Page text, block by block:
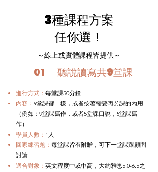
3種課程方案
任你選！
​～線上或實體課程皆提供～
01 聽說讀寫共9堂課
進行方式： 每堂課50分鐘
內容： 9堂課都一樣，或者按著需要再分課的內用
（例如：9堂課寫作，或者5堂課口說，5堂課寫
作）
​學員人數： 1人
回家練習題： 每堂課皆有附贈，可下一堂課跟顧問
討論
​適合對象： 英文程度中或中高，大約雅思5.0-6.5之